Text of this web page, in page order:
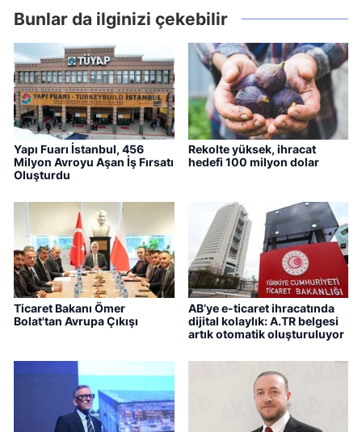
Bunlar da ilginizi çekebilir
Yapı Fuarı İstanbul, 456
Milyon Avroyu Aşan İş Fırsatı
Oluşturdu
Rekolte yüksek, ihracat
hedefi 100 milyon dolar
Ticaret Bakanı Ömer
Bolat'tan Avrupa Çıkışı
AB’ye e-ticaret ihracatında
dijital kolaylık: A.TR belgesi
artık otomatik oluşturuluyor